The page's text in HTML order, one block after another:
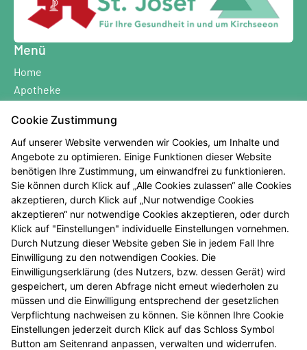
Menü
Home
Apotheke
Angebote
Vorbestellung
Kontakt
Leistungen
Service
Beratung
Botendienst
Aktuelles
Kundenkonto
Rechtliches
Impressum
Cookie Zustimmung
Auf unserer Website verwenden wir Cookies, um Inhalte und
Angebote zu optimieren. Einige Funktionen dieser Website
benötigen Ihre Zustimmung, um einwandfrei zu funktionieren.
Sie können durch Klick auf „Alle Cookies zulassen“ alle Cookies
akzeptieren, durch Klick auf „Nur notwendige Cookies
akzeptieren“ nur notwendige Cookies akzeptieren, oder durch
Klick auf "Einstellungen" individuelle Einstellungen vornehmen.
Durch Nutzung dieser Website geben Sie in jedem Fall Ihre
Einwilligung zu den notwendigen Cookies. Die
Einwilligungserklärung (des Nutzers, bzw. dessen Gerät) wird
gespeichert, um deren Abfrage nicht erneut wiederholen zu
müssen und die Einwilligung entsprechend der gesetzlichen
Verpflichtung nachweisen zu können. Sie können Ihre Cookie
Einstellungen jederzeit durch Klick auf das Schloss Symbol
Button am Seitenrand anpassen, verwalten und widerrufen.